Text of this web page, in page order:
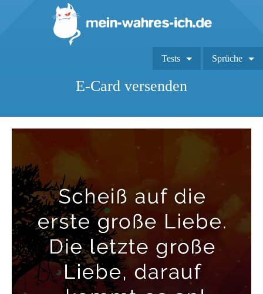
Tests Sprüche
E-Card versenden